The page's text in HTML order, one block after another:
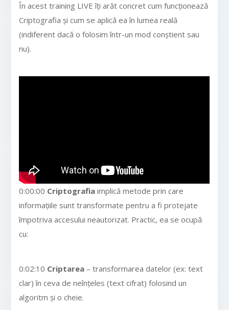
În acest training LIVE îți arăt concret cum funcționează
Criptografia și cum se aplică ea în lumea reală
(indiferent dacă o folosim într-un mod conștient sau
nu).
0:00:00 Criptografia implică metode prin care
informațiile sunt transformate pentru a fi protejate
împotriva accesului neautorizat. Practic, ea se ocupă
cu:
0:02:10 Criptarea – transformarea datelor (ex: text
clar) în ceva de neînțeles (text cifrat) folosind un
algoritm și o cheie.